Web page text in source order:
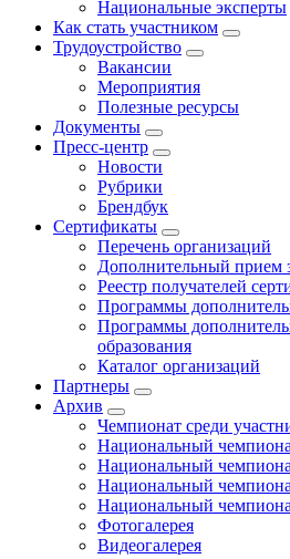
Национальные эксперты
Как стать участником
Трудоустройство
Вакансии
Мероприятия
Полезные ресурсы
Документы
Пресс-центр
Новости
Рубрики
Брендбук
Сертификаты
Перечень организаций
Дополнительный прием
Реестр получателей
Программы
Программы
образования
Каталог организаций
Партнеры
Архив
Чемпионат среди
Национальный
Национальный
Национальный
Национальный
Фотогалерея
Видеогалерея